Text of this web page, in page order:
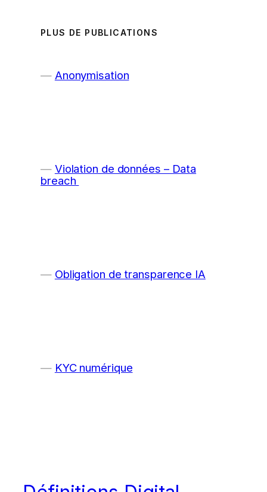
PLUS DE PUBLICATIONS
Anonymisation
Violation de données – Data
breach
Obligation de transparence IA
KYC numérique